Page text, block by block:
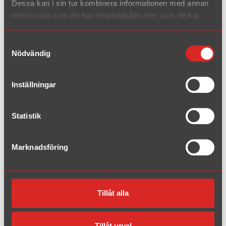
Dessa kan i sin tur kombinera informationen med annan
information som du har tillhandahållit eller som de har
Nödvändig
Inställningar
Statistik
Marknadsföring
Tillåt alla
Opel
Peugeot
Renault
Saab
Volvo